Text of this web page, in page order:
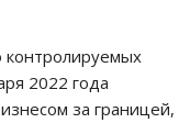
контролируемых
2022 года
за границей,